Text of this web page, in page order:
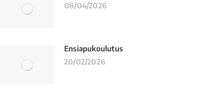
08/04/2026
Ensiapukoulutus
20/02/2026